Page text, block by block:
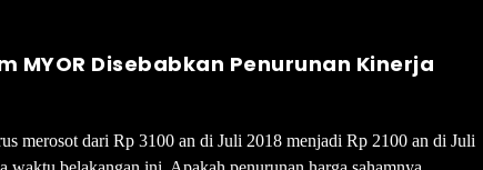
MYOR Disebabkan Penurunan Kinerja
merosot dari Rp 3100 an di Juli 2018 menjadi Rp 2100 an di Juli